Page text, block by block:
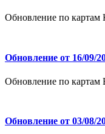
Обновление по картам
Обновление от 16/09/
Обновление по картам
Обновление от 03/08/